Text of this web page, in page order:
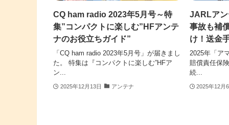
CQ ham radio 2023年5月号～特
集”コンパクトに楽しむ”HFアンテ
ナのお役立ちガイド”
「CQ ham radio 2023年5月号」が届きまし
た。 特集は『コンパクトに楽しむ”HFア
ン...
2025年12月13日 アンテナ
JARLアン
事故も補
け！送金
2025年「ア
賠償責任保
続...
2025年12月